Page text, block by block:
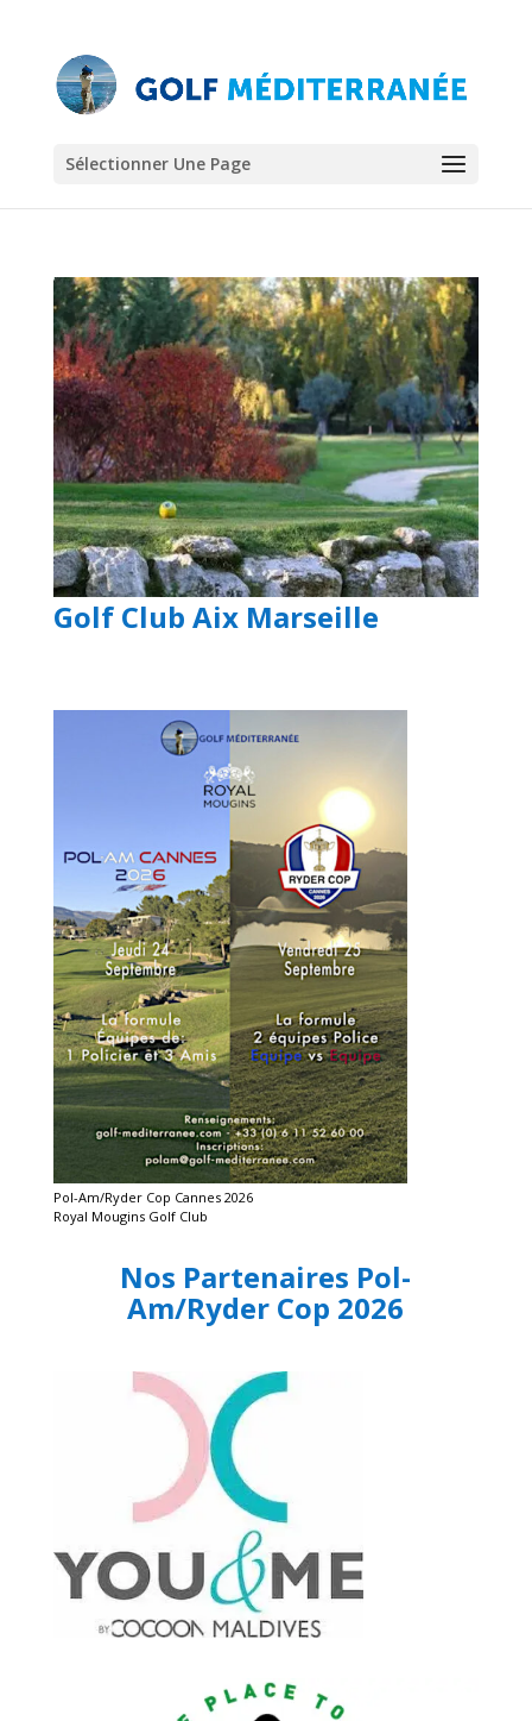
Sélectionner Une Page
Golf Club Aix Marseille
Pol-Am/Ryder Cop Cannes 2026
Royal Mougins Golf Club
Nos Partenaires Pol-
Am/Ryder Cop 2026